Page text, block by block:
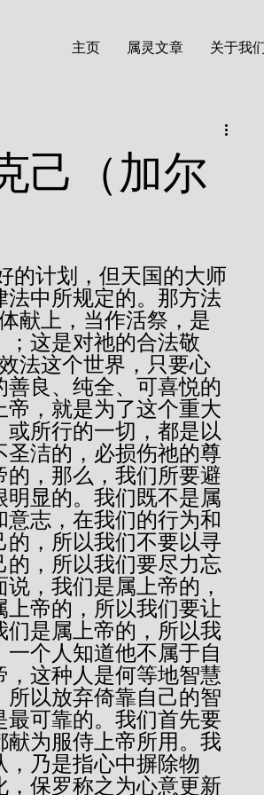
主页 属灵文章 关于我
己（加尔
中所规定的。那方法
献上，当作活祭，是
；这是对祂的合法敬
法这个世界，只要心
良、纯全、可喜悦的
帝，就是为了这个重大
所行的一切，都是以
洁的，必损伤祂的尊
，那么，我们所要避
显的。我们既不是属
志，在我们的行为和
，所以我们不要以寻
，所以我们要尽力忘
，我们是属上帝的，
帝的，所以我们要让
是属上帝的，所以我
个人知道他不属于自
这种人是何等地智慧
以放弃倚靠自己的智
可靠的。我们首先要
为服侍上帝所用。我
乃是指心中摒除物
保罗称之为心意更新